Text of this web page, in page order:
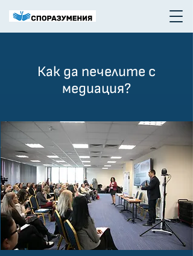
Как да печелите с
медиация?